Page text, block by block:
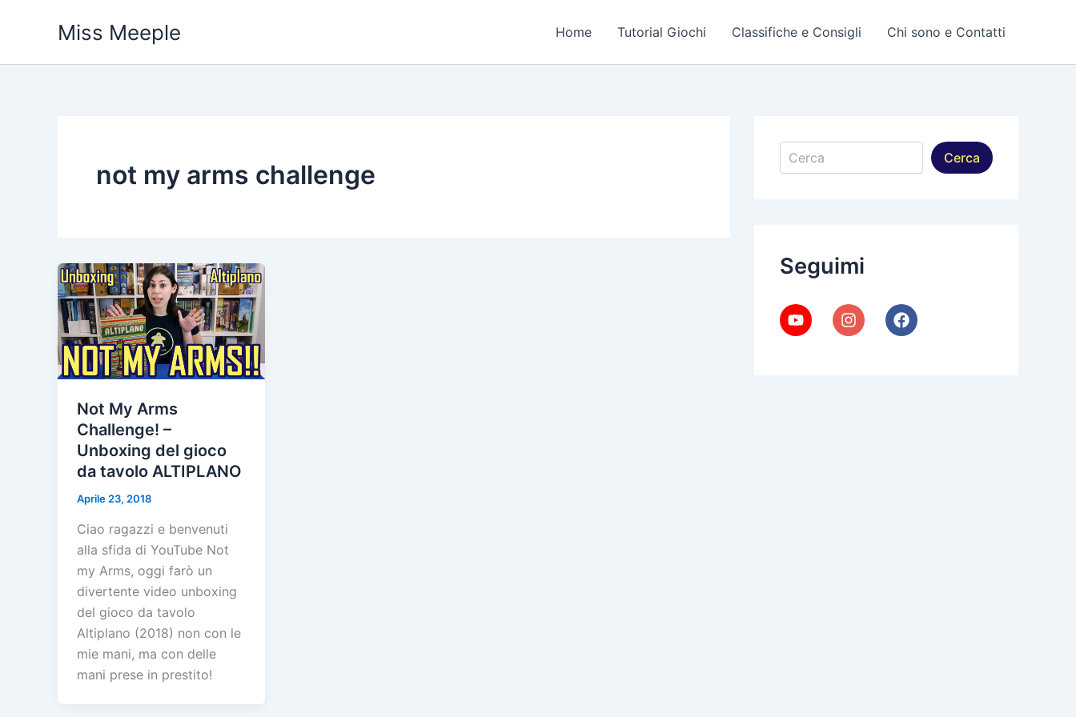
Miss Meeple Home Tutorial Giochi Classifiche e Consigli Chi sono e Contatti
not my arms challenge
Not My Arms
Challenge! –
Unboxing del gioco
da tavolo ALTIPLANO
Aprile 23, 2018
Ciao ragazzi e benvenuti
alla sfida di YouTube Not
my Arms, oggi farò un
divertente video unboxing
del gioco da tavolo
Altiplano (2018) non con le
mie mani, ma con delle
mani prese in prestito!
Cerca
Cerca
Seguimi